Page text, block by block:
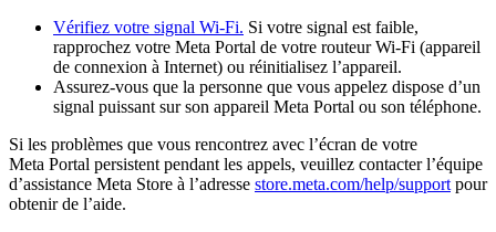
Vérifiez votre signal Wi-Fi. Si votre signal est faible,
rapprochez votre Meta Portal de votre routeur Wi-Fi (appareil
de connexion à Internet) ou réinitialisez l’appareil.
Assurez-vous que la personne que vous appelez dispose d’un
signal puissant sur son appareil Meta Portal ou son téléphone.
Si les problèmes que vous rencontrez avec l’écran de votre
Meta Portal persistent pendant les appels, veuillez contacter l’équipe
d’assistance Meta Store à l’adresse store.meta.com/help/support pour
obtenir de l’aide.